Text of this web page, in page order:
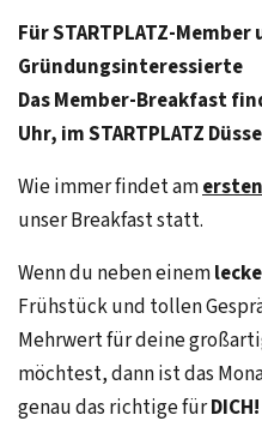
Für STARTPLATZ-Member
Gründungsinteressierte
Das Member-Breakfast
Uhr, im STARTPLATZ
Wie immer findet am
unser Breakfast statt.
Wenn du neben einem
Frühstück und tollen
Mehrwert für deine
möchtest, dann ist das
genau das richtige fürDICH!